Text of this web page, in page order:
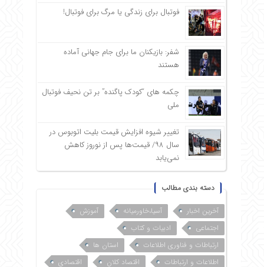
فوتبال برای زندگی یا مرگ برای فوتبال!
شفر: بازیکنان ما برای جام جهانی آماده
هستند
چکمه های “کودک پاگنده” بر تن نحیف فوتبال
ملی
تغییر شیوه افزایش قیمت بلیت اتوبوس در
سال ۹۸/ قیمت‌ها پس از نوروز کاهش
نمی‌یابد
دسته بندی مطالب
آخرین اخبار آسیا،خاورمیانه
آموزش
اجتماعی
ادبیات و کتاب
ارتباطات و فناوری اطلاعات
استان ها
اطلاعات و ارتباطات
اقتصاد کلان
اقتصادی